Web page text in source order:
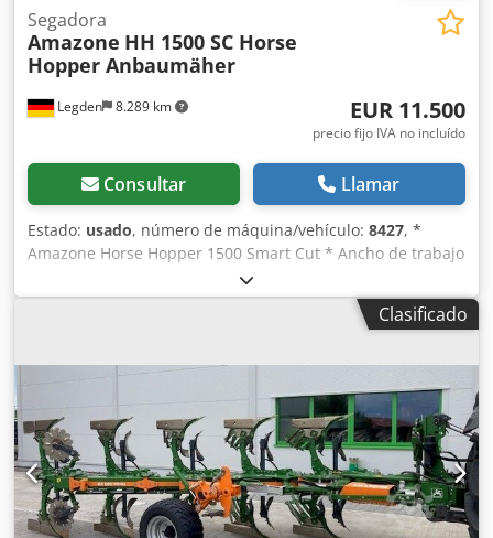
Legden 8.289 km
Segadora
Amazone HH 1500 SC Horse
Hopper Anbaumäher
EUR 11.500
precio fijo IVA no incluído
Consultar Llamar
Estado: usado, número de máquina/vehículo: 8427, *
Amazone Horse Hopper 1500 Smart Cut * Ancho de trabajo
1,50 m * Capacidad de tolva de recogida 1.500 l Dodpjrhy
H Rsfx Achokr * Enganche de 3 puntos para tractor *
Cuchillas de ala H60 * Rodillos de apoyo * Dispositivo de
Tolva de recogida con vaciado hidráulico del suelo *
Velocidad de rotación 2.650 rpm * Indicador de nivel de
llenado -----Número interno de vehículo: 8427 ¡Soporte por
WhatsApp disponible! Si tiene preguntas sobre la máquina
o necesita más información, no dude en escribirnos
cómodamente por WhatsApp. Whatsapp Whatsapp ----
Sujeto a errores y venta previa.
Clasificado